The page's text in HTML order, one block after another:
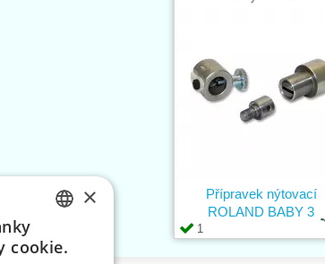
1
Přípravek nýtovací
ROLAND BABY 3
×
cookie.